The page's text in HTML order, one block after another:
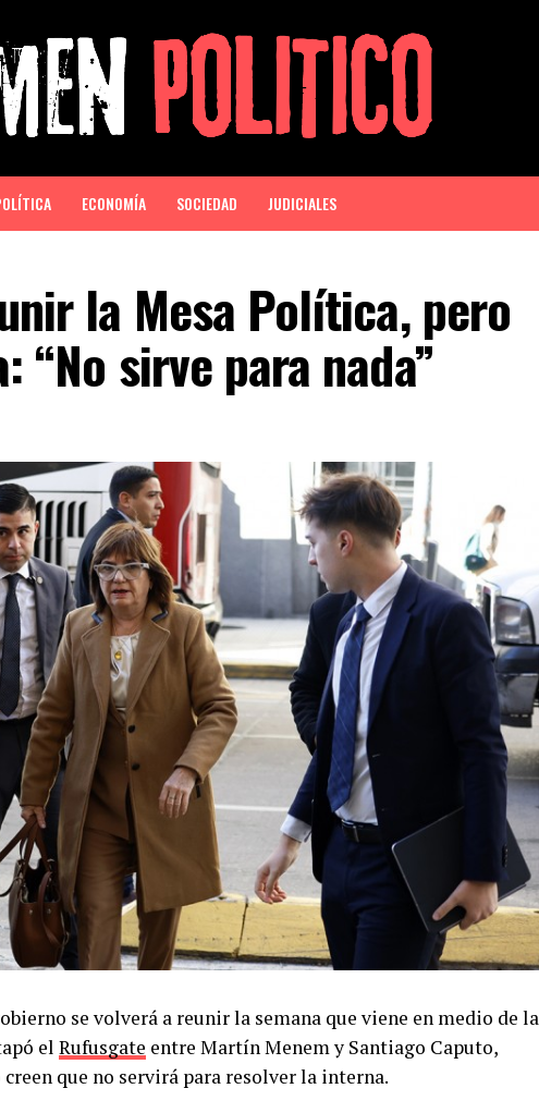
ECONOMÍA SOCIEDAD JUDICIALES
la Mesa Política, pero
“No sirve para nada”
se volverá a reunir la semana que viene en medio de la
el Rufusgate entre Martín Menem y Santiago Caputo,
que no servirá para resolver la interna.